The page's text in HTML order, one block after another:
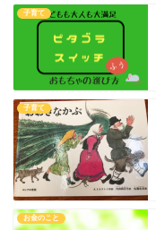
子育て
子育て
お金のこと